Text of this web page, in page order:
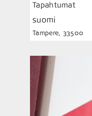
Tapahtumat
suomi
Tampere, 33500